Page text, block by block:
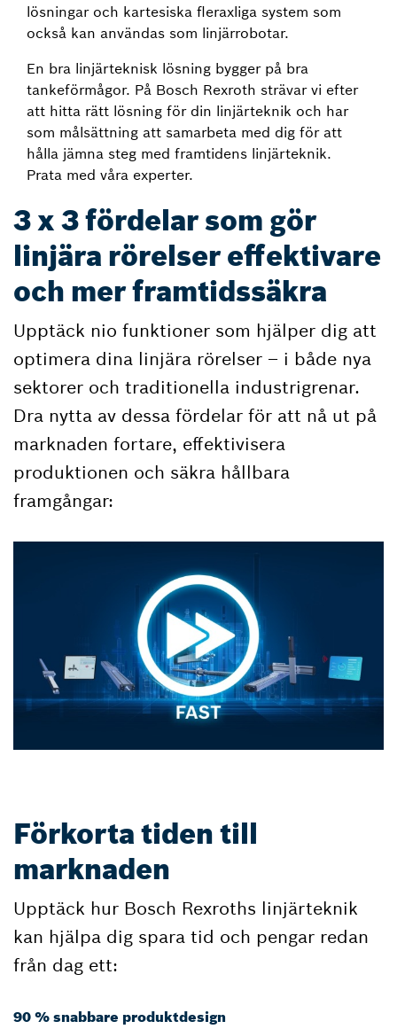
lösningar och kartesiska fleraxliga system som
också kan användas som linjärrobotar.
En bra linjärteknisk lösning bygger på bra
tankeförmågor. På Bosch Rexroth strävar vi efter
att hitta rätt lösning för din linjärteknik och har
som målsättning att samarbeta med dig för att
hålla jämna steg med framtidens linjärteknik.
Prata med våra experter.
3 x 3 fördelar som gör
linjära rörelser effektivare
och mer framtidssäkra
Upptäck nio funktioner som hjälper dig att
optimera dina linjära rörelser – i både nya
sektorer och traditionella industrigrenar.
Dra nytta av dessa fördelar för att nå ut på
marknaden fortare, effektivisera
produktionen och säkra hållbara
framgångar:
Förkorta tiden till
marknaden
Upptäck hur Bosch Rexroths linjärteknik
kan hjälpa dig spara tid och pengar redan
från dag ett:
90 % snabbare produktdesign